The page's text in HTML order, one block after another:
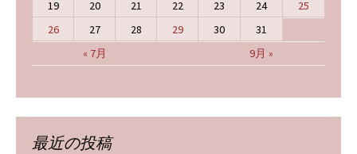
« 7月 9月 »
19 20 21 22 23 24
25
26
27 28 29 30 31
最近の投稿